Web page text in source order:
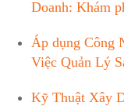
⁢Doanh: ⁢Khám
Áp dụng Công
⁢Việc Quản Lý
Kỹ‍ Thuật‌ Xây⁤